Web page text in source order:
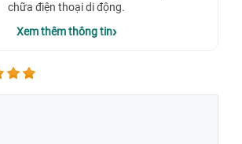
chữa điện thoại di động.
Xem thêm thông tin